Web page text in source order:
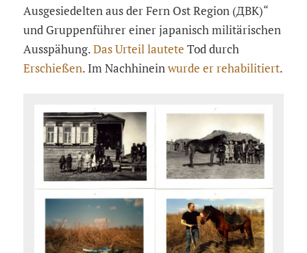
Ausgesiedelten aus der Fern Ost Region (ДВК)“
und Gruppenführer einer japanisch militärischen
Ausspähung.Das Urteil lautete Tod durch
Erschießen. Im Nachhineinwurde er rehabilitiert.